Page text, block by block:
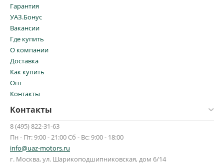
Гарантия
УАЗ.Бонус
Вакансии
Где купить
О компании
Доставка
Как купить
Опт
Контакты
Контакты
8 (495) 822-31-63
Пн - Пт: 9:00 - 21:00 Сб - Вс: 9:00 - 18:00
info@uaz-motors.ru
г. Москва, ул. Шарикоподшипниковская, дом 6/14